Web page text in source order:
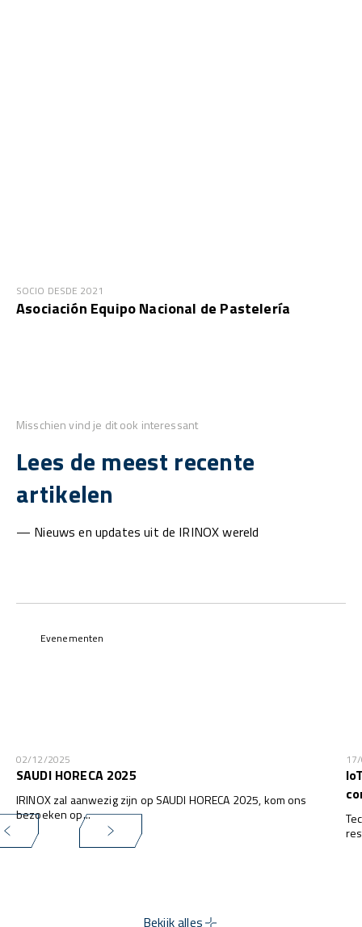
SOCIO DESDE 2021
Asociación Equipo Nacional de Pastelería
Misschien vind je dit ook interessant
Lees de meest recente
artikelen
— Nieuws en updates uit de IRINOX wereld
Evenementen
02/12/2025
SAUDI HORECA 2025
IRINOX zal aanwezig zijn op SAUDI HORECA 2025, kom ons
bezoeken op...
Bekijk alles